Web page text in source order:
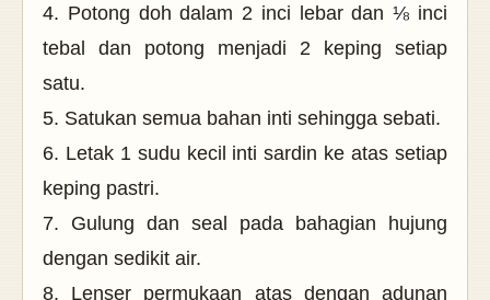
4. Potong doh dalam 2 inci lebar dan⅛ inci
tebal dan potong menjadi 2 keping setiap
satu.
5. Satukan semua bahan inti sehingga sebati.
6. Letak 1 sudu kecil inti sardin ke atas setiap
keping pastri.
7. Gulung dan seal pada bahagian hujung
dengan sedikit air.
8. Lenser permukaan atas dengan adunan